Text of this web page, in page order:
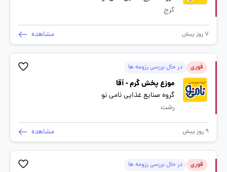
کرج
7 روز پیش مشاهده
فوری در حال بررسی رزومه ها
موزع پخش گرم - آقا
گروه صنایع غذایی نامی نو
رشت
9 روز پیش مشاهده
فوری در حال بررسی رزومه ها